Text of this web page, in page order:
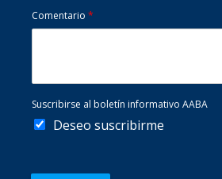
Comentario *
Suscribirse al boletín informativo AABA
Deseo suscribirme